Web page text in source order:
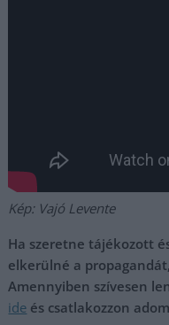
Kép: Vajó Levente
Ha szeretne tájékozott
elkerülné a propagandát,
Amennyiben szívesen
ide és csatlakozzon